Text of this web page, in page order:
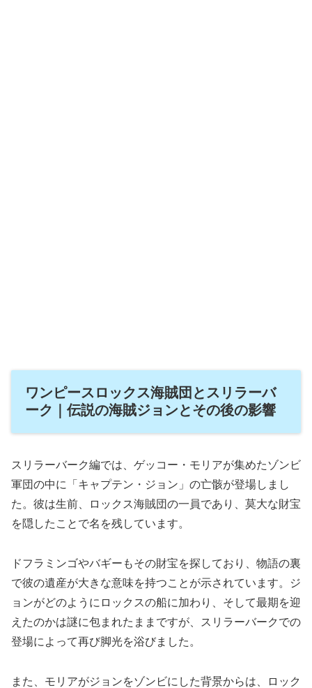
ワンピースロックス海賊団とスリラーバ
ーク｜伝説の海賊ジョンとその後の影響
スリラーバーク編では、ゲッコー・モリアが集めたゾンビ
軍団の中に「キャプテン・ジョン」の亡骸が登場しまし
た。彼は生前、ロックス海賊団の一員であり、莫大な財宝
を隠したことで名を残しています。
ドフラミンゴやバギーもその財宝を探しており、物語の裏
で彼の遺産が大きな意味を持つことが示されています。ジ
ョンがどのようにロックスの船に加わり、そして最期を迎
えたのかは謎に包まれたままですが、スリラーバークでの
登場によって再び脚光を浴びました。
また、モリアがジョンをゾンビにした背景からは、ロック